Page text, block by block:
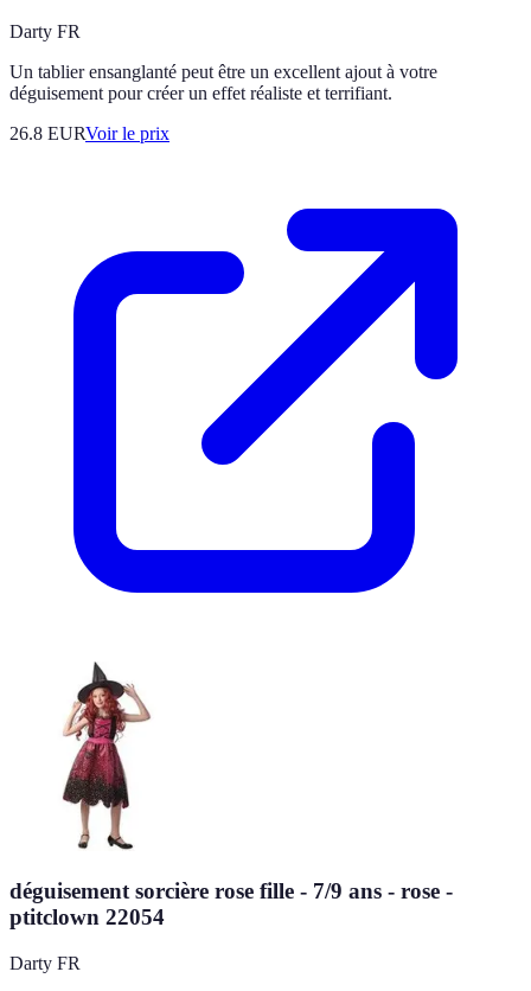
Darty FR
Un tablier ensanglanté peut être un excellent ajout à votre
déguisement pour créer un effet réaliste et terrifiant.
26.8 EURVoir le prix
déguisement sorcière rose fille - 7/9 ans - rose -
ptitclown 22054
Darty FR